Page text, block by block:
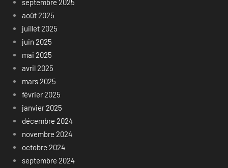
septembre 2025
août 2025
juillet 2025
juin 2025
mai 2025
avril 2025
mars 2025
février 2025
janvier 2025
décembre 2024
novembre 2024
octobre 2024
septembre 2024